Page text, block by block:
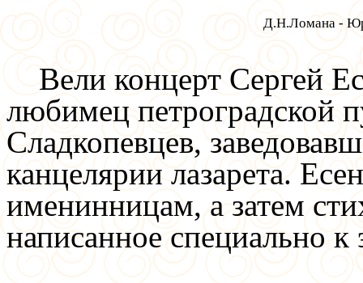
Д.Н.Ломана -
Вели концерт Сергей
любимец петроградской
Сладкопевцев,
канцелярии лазарета.
именинницам, а затем
написанное специально